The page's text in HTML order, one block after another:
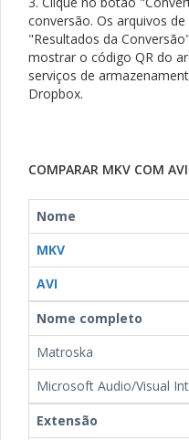
conversão. Os arquivos
"Resultados da
mostrar o código QR do
serviços de
Dropbox.
COMPARAR MKV COM
Nome
MKV
AVI
Nome completo
Matroska
Microsoft Audio/Visual
Extensão